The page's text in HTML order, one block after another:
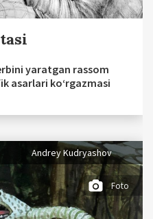
yaratgan rassom
asarlari ko‘rgazmasi
Andrey Kudryashov
Foto